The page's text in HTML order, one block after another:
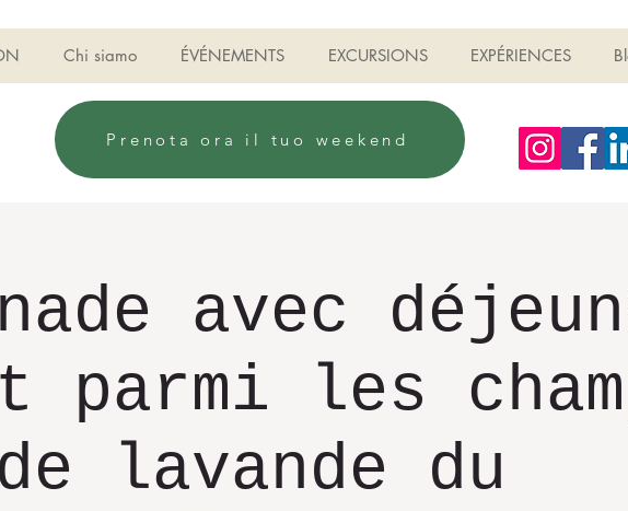
Chi siamo ÉVÉNEMENTS EXCURSIONS EXPÉRIENCES
Prenota ora il tuo weekend
avec
parmi les
de lavande du